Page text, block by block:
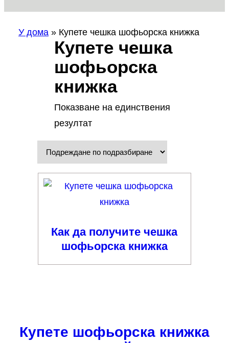
У дома » Купете чешка шофьорска книжка
Купете чешка
шофьорска
книжка
Показване на единствения
резултат
Как да получите чешка
шофьорска книжка
Купете шофьорска книжка